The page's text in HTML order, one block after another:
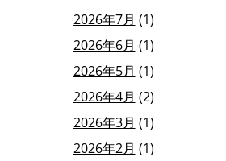
2026年7月 (1)
2026年6月 (1)
2026年5月 (1)
2026年4月 (2)
2026年3月 (1)
2026年2月 (1)